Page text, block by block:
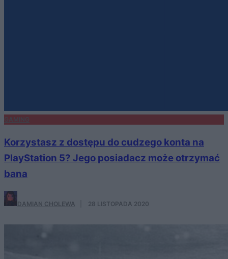
Korzystasz z dostępu do cudzego konta na
PlayStation 5? Jego posiadacz może otrzymać
bana
DAMIAN CHOLEWA 28 LISTOPADA 2020